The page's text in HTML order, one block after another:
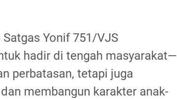
Yonif 751/VJS
hadir di tengah masyarakat—
perbatasan, tetapi juga
membangun karakter anak-